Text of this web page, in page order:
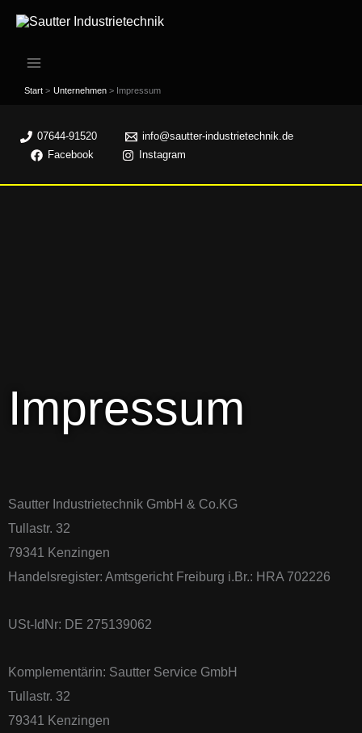
Zum
springen
Start Unternehmen Impressum
07644-91520
info@sautter-industrietechnik.de
Facebook
Instagram
Impressum
Sautter Industrietechnik GmbH & Co.KG
Tullastr. 32
79341 Kenzingen
Handelsregister: Amtsgericht Freiburg i.Br.: HRA 702226
USt-IdNr: DE 275139062
Komplementärin: Sautter Service GmbH
Tullastr. 32
79341 Kenzingen